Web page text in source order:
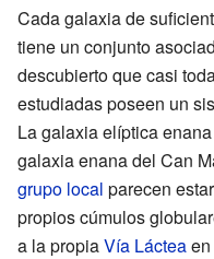
Cada galaxia de
tiene un conjunto
descubierto que casi
estudiadas poseen un
La galaxia elíptica
galaxia enana del Can
grupo local parecen
propios cúmulos
a la propiaVía Láctea